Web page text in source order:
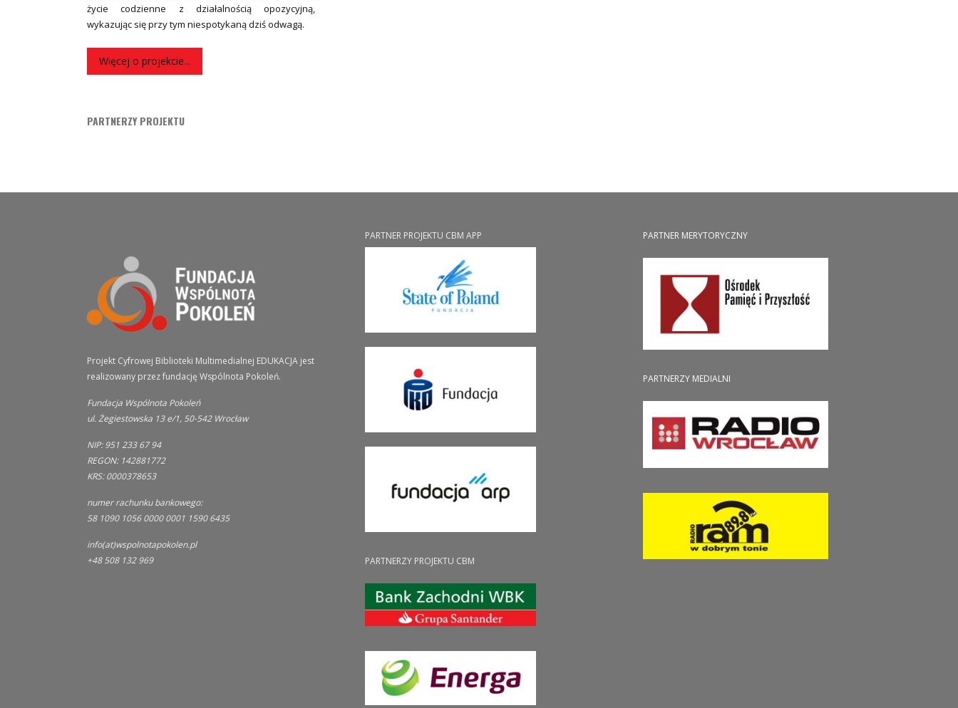
życie codzienne z działalnością opozycyjną,
wykazując się przy tym niespotykaną dziś odwagą.
Więcej o projekcie...
PARTNERZY PROJEKTU
Projekt Cyfrowej Biblioteki Multimedialnej EDUKACJA jest
realizowany przez fundację Wspólnota Pokoleń.
Fundacja Wspólnota Pokoleń
ul. Żegiestowska 13 e/1, 50-542 Wrocław
NIP: 951 233 67 94
REGON: 142881772
KRS: 0000378653
numer rachunku bankowego:
58 1090 1056 0000 0001 1590 6435
info(at)wspolnotapokolen.pl
+48 508 132 969
PARTNER PROJEKTU CBM APP
PARTNERZY PROJEKTU CBM
PARTNER MERYTORYCZNY
PARTNERZY MEDIALNI